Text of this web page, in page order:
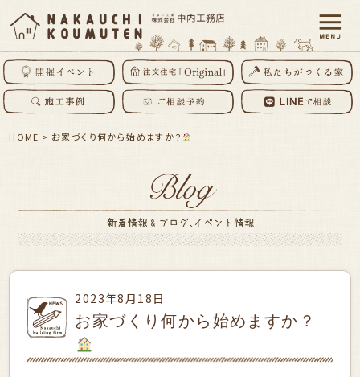
HOME > お家づくり何から始めますか？
2023年8月18日
お家づくり何から始めますか？